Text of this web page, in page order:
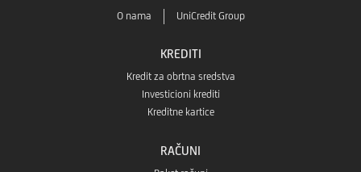
O nama UniCredit Group
KREDITI
Kredit za obrtna sredstva
Investicioni krediti
Kreditne kartice
RAČUNI